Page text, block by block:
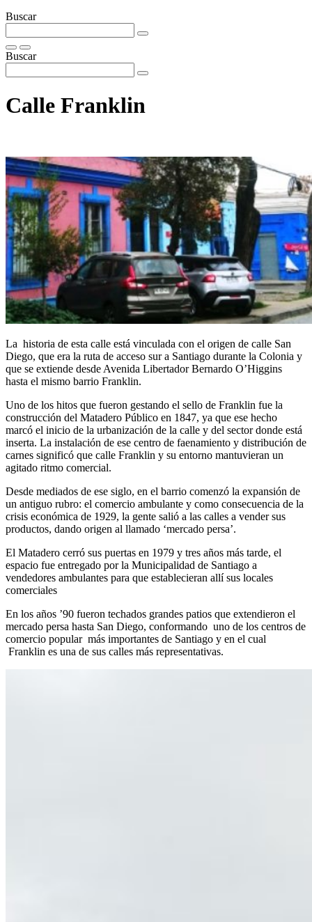
Buscar
Buscar
Calle Franklin
La historia de esta calle está vinculada con el origen de calle San
Diego, que era la ruta de acceso sur a Santiago durante la Colonia y
que se extiende desde Avenida Libertador Bernardo O’Higgins
hasta el mismo barrio Franklin.
Uno de los hitos que fueron gestando el sello de Franklin fue la
construcción del Matadero Público en 1847, ya que ese hecho
marcó el inicio de la urbanización de la calle y del sector donde está
inserta. La instalación de ese centro de faenamiento y distribución de
carnes significó que calle Franklin y su entorno mantuvieran un
agitado ritmo comercial.
Desde mediados de ese siglo, en el barrio comenzó la expansión de
un antiguo rubro: el comercio ambulante y como consecuencia de la
crisis económica de 1929, la gente salió a las calles a vender sus
productos, dando origen al llamado ‘mercado persa’.
El Matadero cerró sus puertas en 1979 y tres años más tarde, el
espacio fue entregado por la Municipalidad de Santiago a
vendedores ambulantes para que establecieran allí sus locales
comerciales
En los años ’90 fueron techados grandes patios que extendieron el
mercado persa hasta San Diego, conformando uno de los centros de
comercio popular más importantes de Santiago y en el cual
Franklin es una de sus calles más representativas.